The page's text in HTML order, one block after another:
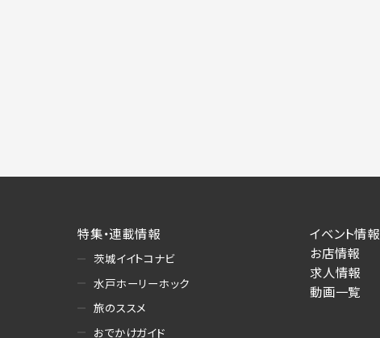
特集・連載情報
茨城イイトコナビ
水戸ホーリーホック
旅のススメ
おでかけガイド
イベント情報
お店情報
求人情報
動画一覧